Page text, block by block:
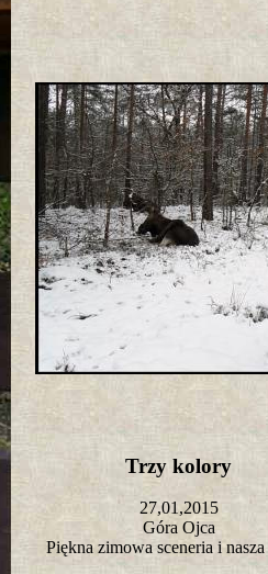
Trzy kolory
27,01,2015
Góra Ojca
Piękna zimowa sceneria i